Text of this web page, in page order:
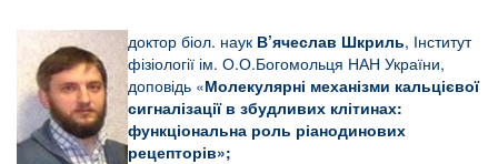
доктор біол. наук В’ячеслав Шкриль, Інститут
фізіології ім. О.О.Богомольця НАН України,
доповідь «Молекулярні механізми кальцієвої
сигналізації в збудливих клітинах:
функціональна роль ріанодинових
рецепторів»;